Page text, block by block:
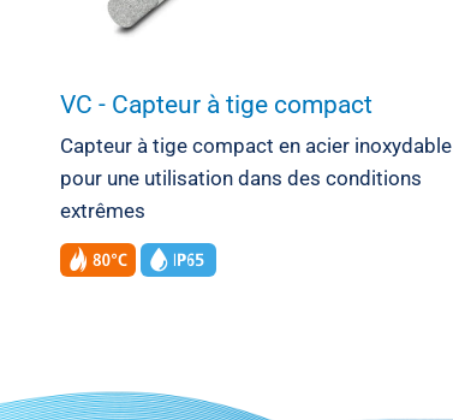
VC - Capteur à tige compact
Capteur à tige compact en acier inoxydable
pour une utilisation dans des conditions
extrêmes